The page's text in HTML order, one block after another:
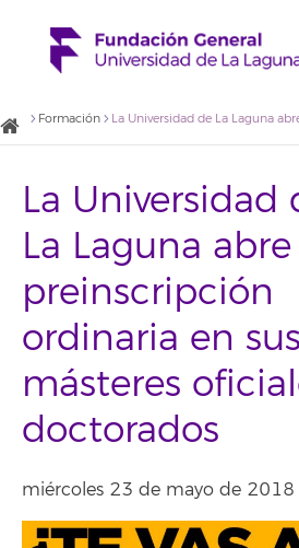
Formación
La Universidad
La Laguna
preinscripción
ordinaria en sus
másteres
doctorados
miércoles 23 de mayo de 2018